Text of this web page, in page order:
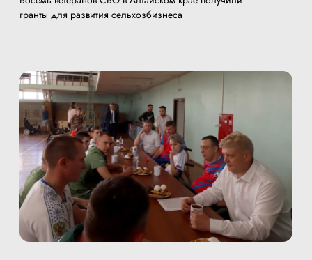
гранты для развития сельхозбизнеса